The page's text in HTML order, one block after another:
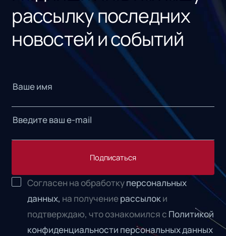
рассылку последних
новостей и событий
Подписаться
Согласен на обработкуперсональных
данных, на получениерассылоки
подтверждаю, что ознакомился с Политикой
конфиденциальности персональных данных